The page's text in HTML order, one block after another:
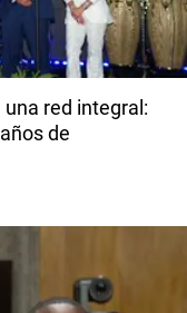
red integral:
de